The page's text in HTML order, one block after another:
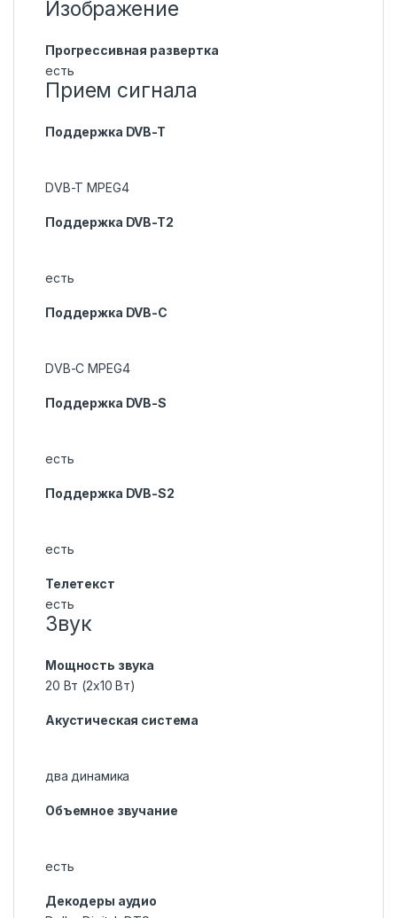
Изображение
Прогрессивная развертка
есть
Прием сигнала
Поддержка DVB-T
DVB-T MPEG4
Поддержка DVB-T2
есть
Поддержка DVB-C
DVB-C MPEG4
Поддержка DVB-S
есть
Поддержка DVB-S2
есть
Телетекст
есть
Звук
Мощность звука
20 Вт (2х10 Вт)
Акустическая система
два динамика
Объемное звучание
есть
Декодеры аудио